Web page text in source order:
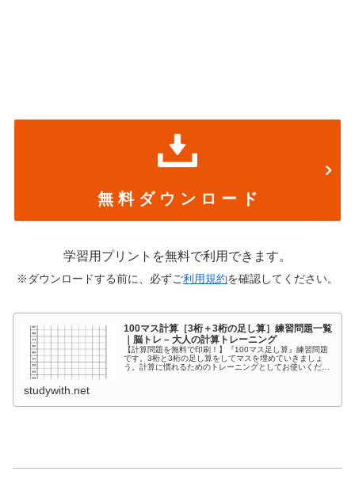
無 料 ダ ウ ン ロ ー ド
学習用プリントを無料で利用できます。
※ダウンロードする前に、必ずご利用規約を確認してください。
100マス計算［3桁＋3桁の足し算］練習問題一覧
｜脳トレ – 大人の計算トレーニング
【計算問題を無料で印刷！】『100マス足し算』練習問題
です。3桁と3桁の足し算をしてマスを埋めていきましょ
う。計算に慣れるためのトレーニングとしてお使いくださ
studywith.net